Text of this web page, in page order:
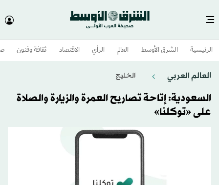
الرئيسية الشرق الأوسط​ العالم الرأي الاقتصاد ثقافة وفنون
العالم العربي الخليج
السعودية: إتاحة تصاريح العمرة والزيارة والصلاة
على «توكلنا»